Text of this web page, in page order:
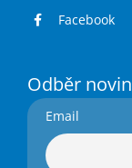
Facebook
Odběr
Email